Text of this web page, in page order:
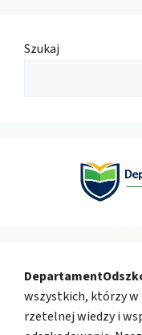
Szukaj
wszystkich, którzy w
rzetelnej wiedzy i